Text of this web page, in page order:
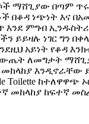
ማሸጊያው በጣም ጥሩ
በቆዳ ነጭነት እና
እንደ ምግብ
ይይዛሉ ነገር ግን
አይነት የቆዳ
ውጤት ለመግታት
መከላከያ እንዲኖራቸው
Toilette ከተለዋዋጭ
መከላከያ ከፍተኛ